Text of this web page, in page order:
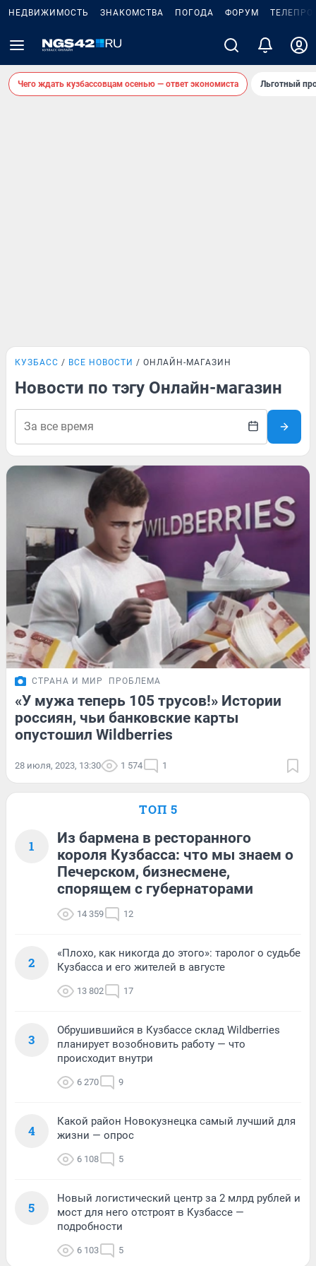
НЕДВИЖИМОСТЬ ЗНАКОМСТВА ПОГОДА ФОРУМ
Чего ждать кузбассовцам осенью — ответ экономиста Льготный
КУЗБАСС ВСЕ НОВОСТИ ОНЛАЙН-МАГАЗИН
Новости по тэгу Онлайн-магазин
СТРАНА И МИР ПРОБЛЕМА
«У мужа теперь 105 трусов!» Истории
россиян, чьи банковские карты
опустошил Wildberries
28 июля, 2023, 13:30 1 574 1
ТОП 5
1
Из бармена в ресторанного
короля Кузбасса: что мы знаем о
Печерском, бизнесмене,
спорящем с губернаторами
14 359 12
2
«Плохо, как никогда до этого»: таролог о судьбе
Кузбасса и его жителей в августе
13 802 17
3
Обрушившийся в Кузбассе склад Wildberries
планирует возобновить работу — что
происходит внутри
6 270 9
4
Какой район Новокузнецка самый лучший для
жизни — опрос
6 108 5
5
Новый логистический центр за 2 млрд рублей и
мост для него отстроят в Кузбассе —
подробности
6 103 5